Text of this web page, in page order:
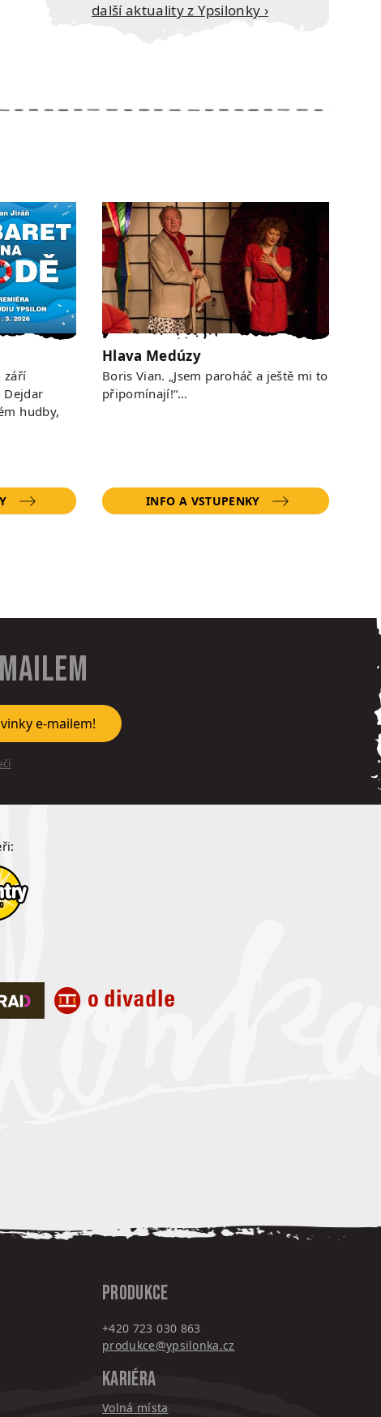
Další aktuality z Ypsilonky ›
září
Dejdar
hudby,
Hlava Medúzy
Boris Vian. „Jsem paroháč a ještě mi to
připomínají!“…
INFO A VSTUPENKY
e-mailem!
PRODUKCE
+420 723 030 863
produkce@ypsilonka.cz
KARIÉRA
Volná místa